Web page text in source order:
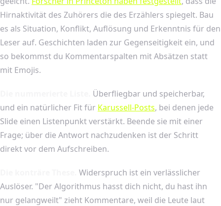
Hirnaktivität des Zuhörers die des Erzählers spiegelt. Bau
es als Situation, Konflikt, Auflösung und Erkenntnis für den
Leser auf. Geschichten laden zur Gegenseitigkeit ein, und
so bekommst du Kommentarspalten mit Absätzen statt
mit Emojis.
Überfliegbar und speicherbar,
und ein natürlicher Fit für Karussell-Posts, bei denen jede
Slide einen Listenpunkt verstärkt. Beende sie mit einer
Frage; über die Antwort nachzudenken ist der Schritt
direkt vor dem Aufschreiben.
Widerspruch ist ein verlässlicher
Auslöser. "Der Algorithmus hasst dich nicht, du hast ihn
nur gelangweilt" zieht Kommentare, weil die Leute laut